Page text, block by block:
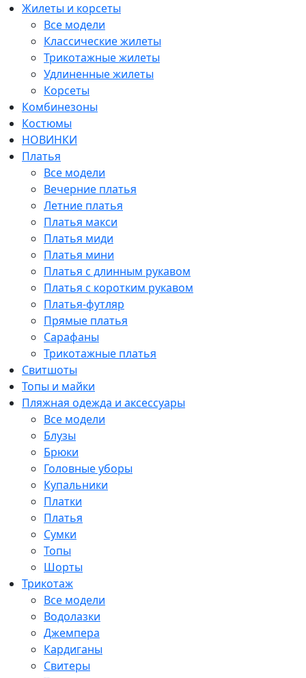
Жилеты и корсеты
Все модели
Классические жилеты
Трикотажные жилеты
Удлиненные жилеты
Корсеты
Комбинезоны
Костюмы
НОВИНКИ
Платья
Все модели
Вечерние платья
Летние платья
Платья макси
Платья миди
Платья мини
Платья с длинным рукавом
Платья с коротким рукавом
Платья-футляр
Прямые платья
Сарафаны
Трикотажные платья
Свитшоты
Топы и майки
Пляжная одежда и аксессуары
Все модели
Блузы
Брюки
Головные уборы
Купальники
Платки
Платья
Сумки
Топы
Шорты
Трикотаж
Все модели
Водолазки
Джемпера
Кардиганы
Свитеры